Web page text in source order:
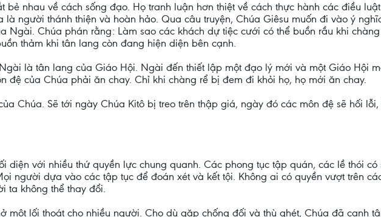
bẻ nhau về cách sống đạo. Họ tranh luận hơn thiệt về cách thực hành các điều
người thánh thiện và hoàn hảo. Qua câu truyện, Chúa Giêsu muốn đi vào ý
Ngài. Chúa phán rằng: Làm sao các khách dự tiệc cưới có thể buồn rầu khi
thảm khi tân lang còn đang hiện diện bên cạnh.
là tân lang của Giáo Hội. Ngài đến thiết lập một đạo lý mới và một Giáo Hội
đệ của Chúa phải ăn chay. Chỉ khi chàng rể bị đem đi khỏi họ, họ mới ăn chay.
Chúa. Sẽ tới ngày Chúa Kitô bị treo trên thập giá, ngày đó các môn đệ sẽ hối
diện với nhiều thứ quyền lực chung quanh. Các phong tục tập quán, các lề thói có
người dựa vào các tập tục để đoán xét và kết tội. Không ai có quyền vượt trên
ta không thể thay đổi.
lối thoát cho nhiều người. Cho dù gặp chống đối và thù ghét, Chúa đã canh